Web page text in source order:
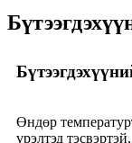
Өндөр
үрэлтэд